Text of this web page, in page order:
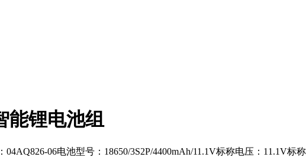
能锂电池组
04AQ826-06电池型号：18650/3S2P/4400mAh/11.1V标称电压：11.1V